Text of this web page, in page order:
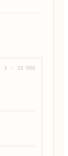
1 : 25 000